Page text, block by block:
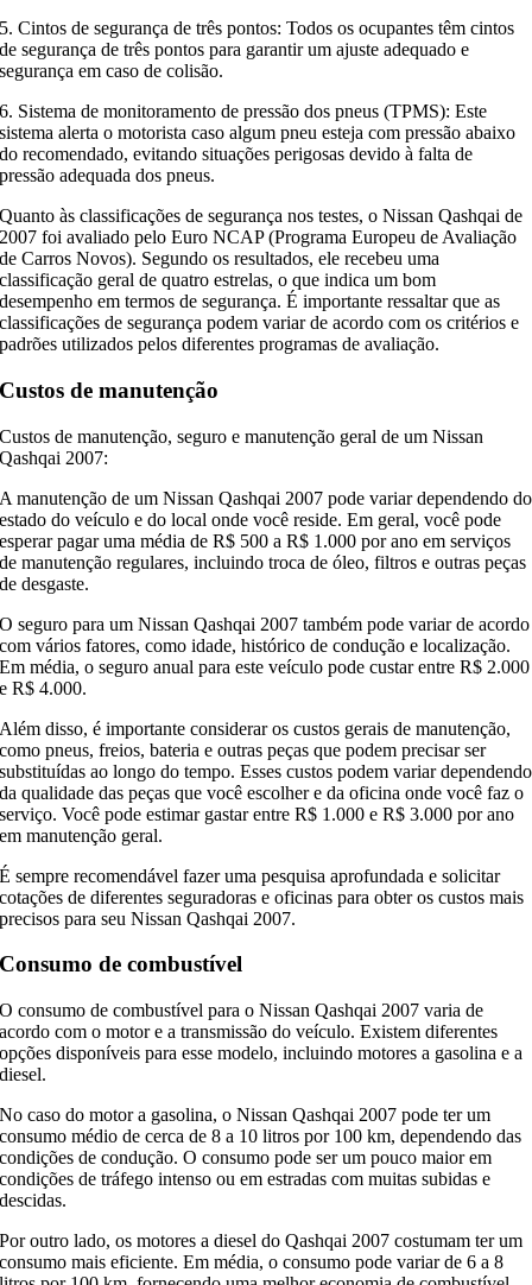
5. Cintos de segurança de três pontos: Todos os ocupantes têm cintos
de segurança de três pontos para garantir um ajuste adequado e
segurança em caso de colisão.
6. Sistema de monitoramento de pressão dos pneus (TPMS): Este
sistema alerta o motorista caso algum pneu esteja com pressão abaixo
do recomendado, evitando situações perigosas devido à falta de
pressão adequada dos pneus.
Quanto às classificações de segurança nos testes, o Nissan Qashqai de
2007 foi avaliado pelo Euro NCAP (Programa Europeu de Avaliação
de Carros Novos). Segundo os resultados, ele recebeu uma
classificação geral de quatro estrelas, o que indica um bom
desempenho em termos de segurança. É importante ressaltar que as
classificações de segurança podem variar de acordo com os critérios e
padrões utilizados pelos diferentes programas de avaliação.
Custos de manutenção
Custos de manutenção, seguro e manutenção geral de um Nissan
Qashqai 2007:
A manutenção de um Nissan Qashqai 2007 pode variar dependendo do
estado do veículo e do local onde você reside. Em geral, você pode
esperar pagar uma média de R$ 500 a R$ 1.000 por ano em serviços
de manutenção regulares, incluindo troca de óleo, filtros e outras peças
de desgaste.
O seguro para um Nissan Qashqai 2007 também pode variar de acordo
com vários fatores, como idade, histórico de condução e localização.
Em média, o seguro anual para este veículo pode custar entre R$ 2.000
e R$ 4.000.
Além disso, é importante considerar os custos gerais de manutenção,
como pneus, freios, bateria e outras peças que podem precisar ser
substituídas ao longo do tempo. Esses custos podem variar dependendo
da qualidade das peças que você escolher e da oficina onde você faz o
serviço. Você pode estimar gastar entre R$ 1.000 e R$ 3.000 por ano
em manutenção geral.
É sempre recomendável fazer uma pesquisa aprofundada e solicitar
cotações de diferentes seguradoras e oficinas para obter os custos mais
precisos para seu Nissan Qashqai 2007.
Consumo de combustível
O consumo de combustível para o Nissan Qashqai 2007 varia de
acordo com o motor e a transmissão do veículo. Existem diferentes
opções disponíveis para esse modelo, incluindo motores a gasolina e a
diesel.
No caso do motor a gasolina, o Nissan Qashqai 2007 pode ter um
consumo médio de cerca de 8 a 10 litros por 100 km, dependendo das
condições de condução. O consumo pode ser um pouco maior em
condições de tráfego intenso ou em estradas com muitas subidas e
descidas.
Por outro lado, os motores a diesel do Qashqai 2007 costumam ter um
consumo mais eficiente. Em média, o consumo pode variar de 6 a 8